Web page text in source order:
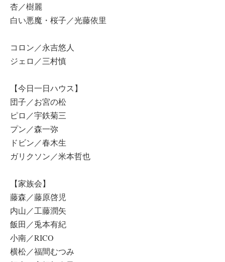
杏／樹麗
白い悪魔・桜子／光藤依里
コロン／永吉悠人
ジェロ／三村慎
【今日一日ハウス】
団子／お宮の松
ピロ／宇鉄菊三
プン／森一弥
ドビン／春木生
ガリクソン／米本哲也
【家族会】
藤森／藤原啓児
内山／工藤潤矢
飯田／兎本有紀
小南／RICO
横松／福間むつみ